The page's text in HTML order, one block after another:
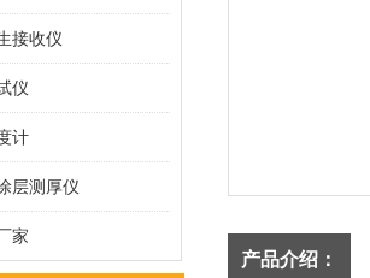
接收仪
仪
计
层测厚仪
家
产品介绍：